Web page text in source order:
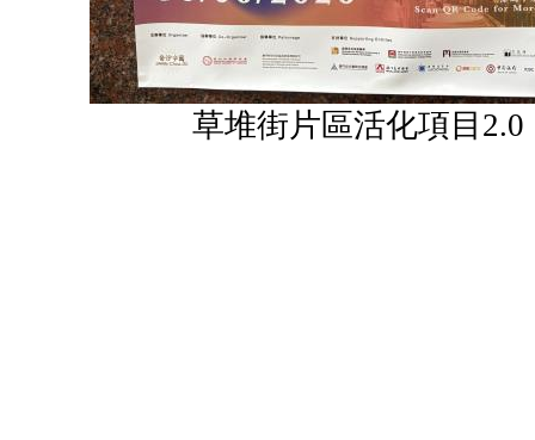
草堆街片區活化項目2.0